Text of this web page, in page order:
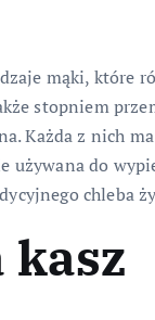
mąki, które
stopniem
Każda z nich
używana do
chleba